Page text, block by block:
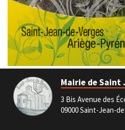
Mairie de Saint
3 Bis Avenue des
09000 Saint-Jean-